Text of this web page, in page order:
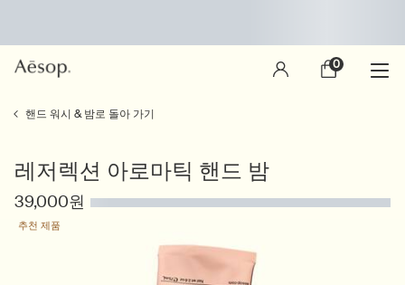
장
0
0 제품
핸드 워시 & 밤로 돌아 가기
레저렉션 아로마틱 핸드 밤
39,000원
추천 제품